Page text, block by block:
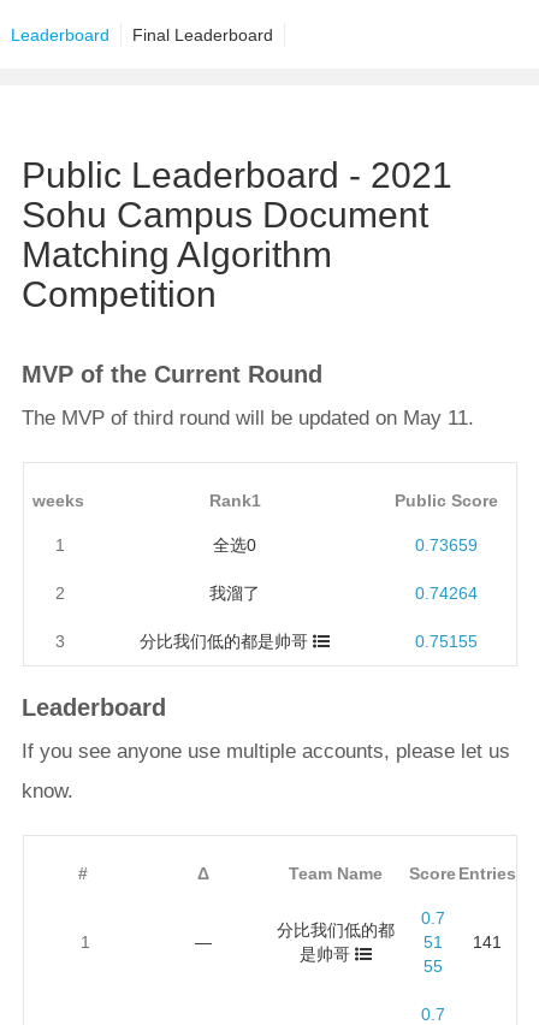
Leaderboard Final Leaderboard
Public Leaderboard - 2021
Sohu Campus Document
Matching AIgorithm
Competition
MVP of the Current Round
The MVP of third round will be updated on May 11.
weeks Rank1 Public Score
1 全选0 0.73659
2 我溜了 0.74264
3 分比我们低的都是帅哥 0.75155
Leaderboard
If you see anyone use multiple accounts, please let us
know.
# Δ Team Name ScoreEntries
1 —
分比我们低的都
是帅哥
0.7
51
55
141
0.7